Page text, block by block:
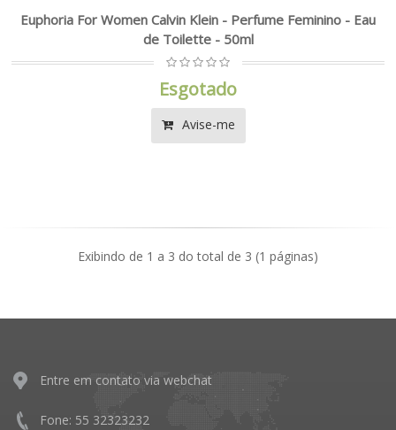
Euphoria For Women Calvin Klein - Perfume Feminino - Eau
de Toilette - 50ml
Esgotado
Avise-me
Exibindo de 1 a 3 do total de 3 (1 páginas)
Entre em contato via webchat
Fone: 55 32323232